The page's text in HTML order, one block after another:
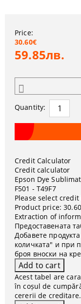
Price:
30.60€
59.85лв.
Quantity:
Credit Calculator
Credit calculator
Epson Dye
F501 - T49F7
Please select
Product price:
Extraction of
Предоставената
Добавете
количката" и при
броя вноски на
Acest tabel are
în coșul de
cererii de creditare.